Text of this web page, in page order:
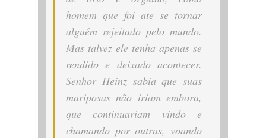
homem que foi ate se tornar
alguém rejeitado pelo mundo.
Mas talvez ele tenha apenas se
rendido e deixado acontecer.
Senhor Heinz sabia que suas
mariposas não iriam embora,
que continuariam vindo e
chamando por outras, voando